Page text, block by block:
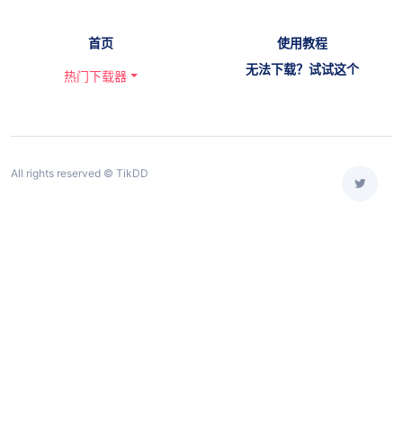
首页 使用教程
热门下载器 无法下载？试试这个
All rights reserved © TikDD